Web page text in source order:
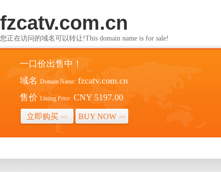
fzcatv.com.cn
您正在访问的域名可以转让!This domain name is for sale!
一口价出售中！
域名 Domain Name: fzcatv.com.cn
售价 Listing Price: CNY 5197.00
立即购买 >> BUY NOW >>